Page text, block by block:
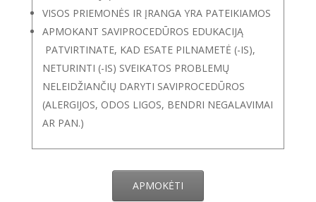
VISOS PRIEMONĖS IR ĮRANGA YRA PATEIKIAMOS
APMOKANT SAVIPROCEDŪROS EDUKACIJĄ
PATVIRTINATE, KAD ESATE PILNAMETĖ (-IS),
NETURINTI (-IS) SVEIKATOS PROBLEMŲ
NELEIDŽIANČIŲ DARYTI SAVIPROCEDŪROS
(ALERGIJOS, ODOS LIGOS, BENDRI NEGALAVIMAI
AR PAN.)
APMOKĖTI